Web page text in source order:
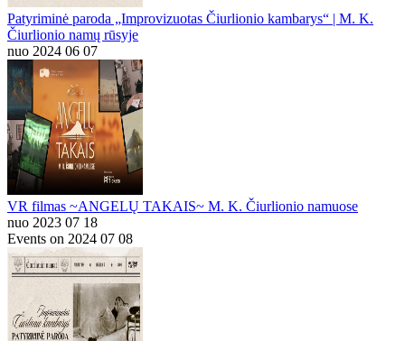
Patyriminė paroda „Improvizuotas Čiurlionio kambarys“ | M. K.
Čiurlionio namų rūsyje
nuo 2024 06 07
VR filmas ~ANGELŲ TAKAIS~ M. K. Čiurlionio namuose
nuo 2023 07 18
Events on 2024 07 08